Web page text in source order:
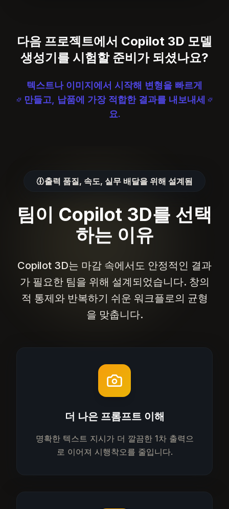
다음 프로젝트에서 Copilot 3D 모델
생성기를 시험할 준비가 되셨나요?
텍스트나 이미지에서 시작해 변형을 빠르게
만들고, 납품에 가장 적합한 결과를 내보내세
요.
출력 품질, 속도, 실무 배달을 위해 설계됨
팀이 Copilot 3D를 선택
하는 이유
Copilot 3D는 마감 속에서도 안정적인 결과
가 필요한 팀을 위해 설계되었습니다. 창의
적 통제와 반복하기 쉬운 워크플로의 균형
을 맞춥니다.
더 나은 프롬프트 이해
명확한 텍스트 지시가 더 깔끔한 1차 출력으
로 이어져 시행착오를 줄입니다.